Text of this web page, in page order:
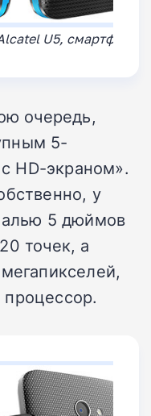
U5, смартфон-
очередь,
5-
HD-экраном».
у
5 дюймов
точек, а